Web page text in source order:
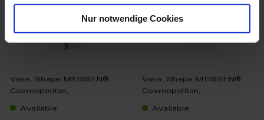
Nur notwendige Cookies
Vase, Shape MEISSEN®
Cosmopolitan,...
Available
Vase, Shape MEISSEN®
Cosmopolitan,...
Available